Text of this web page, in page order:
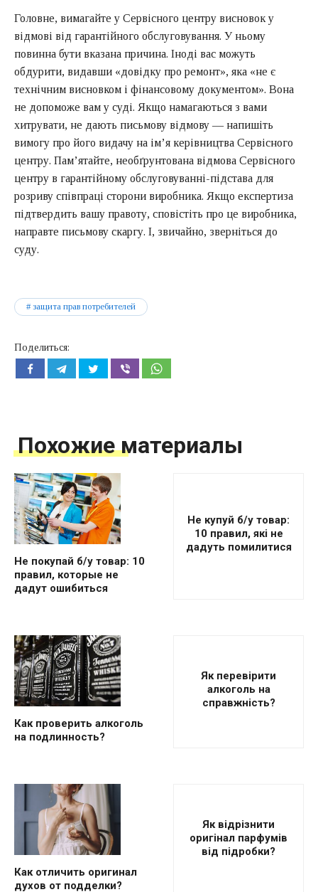
Головне, вимагайте у Сервісного центру висновок у
відмові від гарантійного обслуговування. У ньому
повинна бути вказана причина. Іноді вас можуть
обдурити, видавши «довідку про ремонт», яка «не є
технічним висновком і фінансовому документом». Вона
не допоможе вам у суді. Якщо намагаються з вами
хитрувати, не дають письмову відмову — напишіть
вимогу про його видачу на ім’я керівництва Сервісного
центру. Пам’ятайте, необґрунтована відмова Сервісного
центру в гарантійному обслуговуванні-підстава для
розриву співпраці сторони виробника. Якщо експертиза
підтвердить вашу правоту, сповістіть про це виробника,
направте письмову скаргу. І, звичайно, зверніться до
суду.
защита прав потребителей
Поделиться:
Похожие материалы
Не покупай б/у товар: 10
правил, которые не
дадут ошибиться
Не купуй б/у товар:
10 правил, які не
дадуть помилитися
Как проверить алкоголь
на подлинность?
Як перевірити
алкоголь на
справжність?
Как отличить оригинал
духов от подделки?
Як відрізнити
оригінал парфумів
від підробки?